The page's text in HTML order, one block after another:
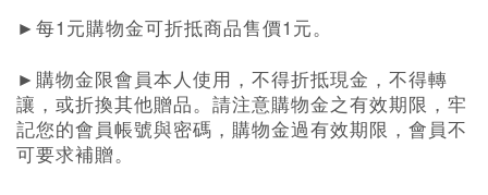
► 每1 元購物金可折抵商品售價1 元。
► 購物金限會員本人使用，不得折抵現金，不得轉
讓，或折換其他贈品。請注意購物金之有效期限，牢
記您的會員帳號與密碼，購物金過有效期限，會員不
可要求補贈。